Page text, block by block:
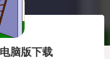
脑版下载